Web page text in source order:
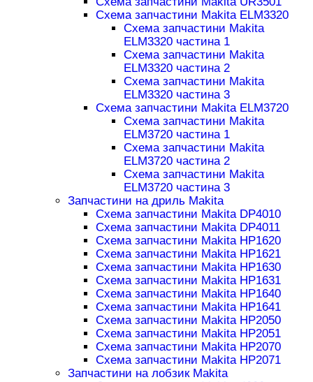
Схема запчастини Makita ELM3320
Схема запчастини Makita
ELM3320 частина 1
Схема запчастини Makita
ELM3320 частина 2
Схема запчастини Makita
ELM3320 частина 3
Схема запчастини Makita ELM3720
Схема запчастини Makita
ELM3720 частина 1
Схема запчастини Makita
ELM3720 частина 2
Схема запчастини Makita
ELM3720 частина 3
Запчастини на дриль Makita
Схема запчастини Makita DP4010
Схема запчастини Makita DP4011
Схема запчастини Makita HP1620
Схема запчастини Makita HP1621
Схема запчастини Makita HP1630
Схема запчастини Makita HP1631
Схема запчастини Makita HP1640
Схема запчастини Makita HP1641
Схема запчастини Makita HP2050
Схема запчастини Makita HP2051
Схема запчастини Makita HP2070
Схема запчастини Makita HP2071
Запчастини на лобзик Makita